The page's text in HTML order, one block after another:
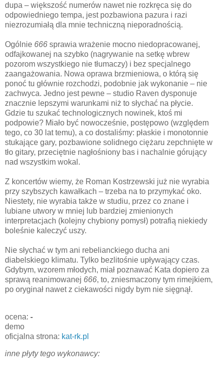
dupa – większość numerów nawet nie rozkręca się do
odpowiedniego tempa, jest pozbawiona pazura i razi
niezrozumiałą dla mnie techniczną nieporadnością.
Ogólnie 666 sprawia wrażenie mocno niedopracowanej,
odfajkowanej na szybko (nagrywanie na setkę wbrew
pozorom wszystkiego nie tłumaczy) i bez specjalnego
zaangażowania. Nowa oprawa brzmieniowa, o którą się
ponoć tu głównie rozchodzi, podobnie jak wykonanie – nie
zachwyca. Jedno jest pewne – studio Raven dysponuje
znacznie lepszymi warunkami niż to słychać na płycie.
Gdzie tu szukać technologicznych nowinek, ktoś mi
podpowie? Miało być nowocześnie, postępowo (względem
tego, co 30 lat temu), a co dostaliśmy: płaskie i monotonnie
stukające gary, pozbawione solidnego ciężaru zepchnięte w
tło gitary, przeciętnie nagłośniony bas i nachalnie górujący
nad wszystkim wokal.
Z koncertów wiemy, że Roman Kostrzewski już nie wyrabia
przy szybszych kawałkach – trzeba na to przymykać oko.
Niestety, nie wyrabia także w studiu, przez co znane i
lubiane utwory w mniej lub bardziej zmienionych
interpretacjach (kolejny chybiony pomysł) potrafią niekiedy
boleśnie kaleczyć uszy.
Nie słychać w tym ani rebelianckiego ducha ani
diabelskiego klimatu. Tylko bezlitośnie upływający czas.
Gdybym, wzorem młodych, miał poznawać Kata dopiero za
sprawą reanimowanej 666, to, zniesmaczony tym rimejkiem,
po oryginał nawet z ciekawości nigdy bym nie sięgnął.
ocena: -
demo
oficjalna strona: kat-rk.pl
inne płyty tego wykonawcy: